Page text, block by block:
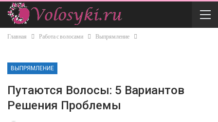
Главная Работа с волосами Выпрямление
ВЫПРЯМЛЕНИЕ
Путаются Волосы: 5 Вариантов
Решения Проблемы